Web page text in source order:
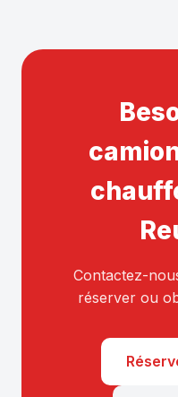
Contactez-
réserver ou